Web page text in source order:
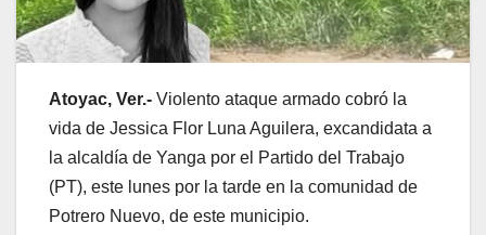
Atoyac, Ver.- Violento ataque armado cobró la
vida de Jessica Flor Luna Aguilera, excandidata a
la alcaldía de Yanga por el Partido del Trabajo
(PT), este lunes por la tarde en la comunidad de
Potrero Nuevo, de este municipio.